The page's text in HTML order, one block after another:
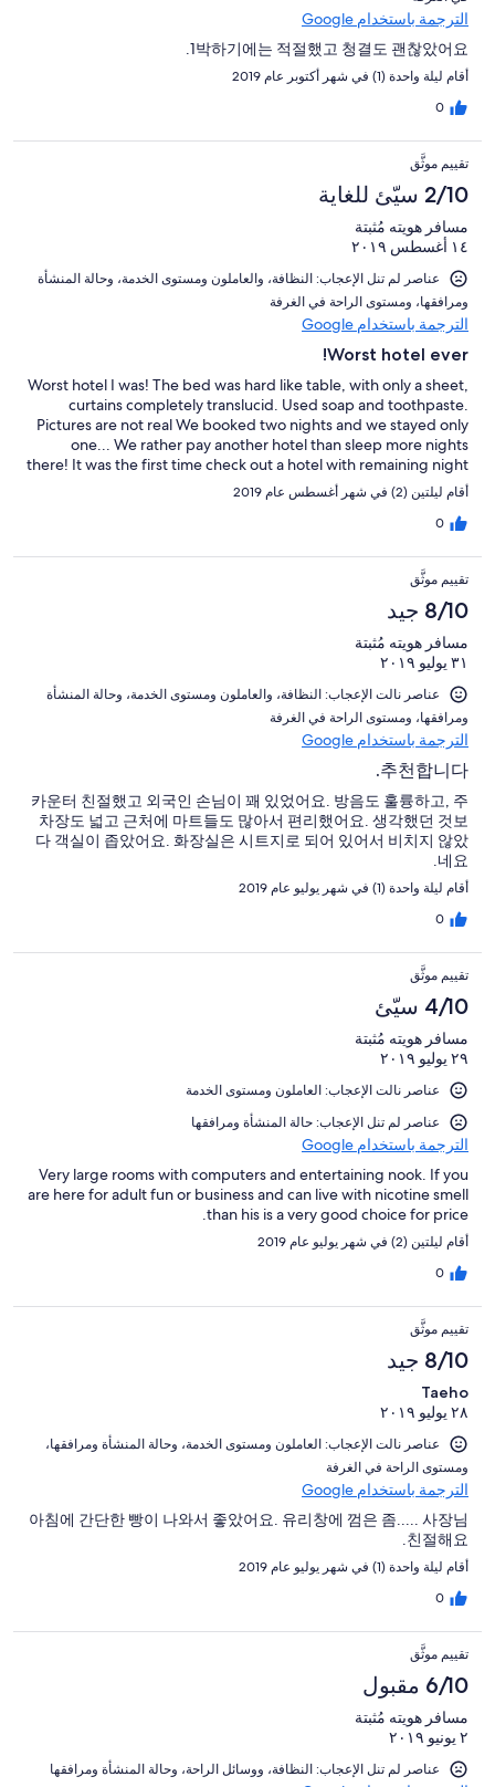
الترجمة باستخدام Google
1박하기에는 적절했고 청결도 괜찮았어요.
أقام ليلة واحدة (1) في شهر أكتوبر عام 2019
0
تقييم موثَّق
2/10 سيّئ للغاية
مسافر هويته مُثبتة
١٤ أغسطس ٢٠١٩
عناصر لم تنل الإعجاب: ⁦النظافة⁩، و⁦العاملون ومستوى الخدمة⁩، و⁦حالة المنشأة
ومرافقها⁩، و⁦مستوى الراحة في الغرفة⁩
الترجمة باستخدام Google
Worst hotel ever!
Worst hotel I was! The bed was hard like table, with only a sheet,
curtains completely translucid. Used soap and toothpaste.
Pictures are not real We booked two nights and we stayed only
one... We rather pay another hotel than sleep more nights
there! It was the first time check out a hotel with remaining night
stay, but I never was in a so unconfortable hotel. PS: Business
hotel? Ha, ha, ha...
أقام ليلتين (2) في شهر أغسطس عام 2019
0
تقييم موثَّق
8/10 جيد
مسافر هويته مُثبتة
٣١ يوليو ٢٠١٩
عناصر نالت الإعجاب: ⁦النظافة⁩، و⁦العاملون ومستوى الخدمة⁩، و⁦حالة المنشأة
ومرافقها⁩، و⁦مستوى الراحة في الغرفة⁩
الترجمة باستخدام Google
추천합니다.
카운터 친절했고 외국인 손님이 꽤 있었어요. 방음도 훌륭하고, 주
차장도 넓고 근처에 마트들도 많아서 편리했어요. 생각했던 것보
다 객실이 좁았어요. 화장실은 시트지로 되어 있어서 비치지 않았
네요.
أقام ليلة واحدة (1) في شهر يوليو عام 2019
0
تقييم موثَّق
4/10 سيّئ
مسافر هويته مُثبتة
٢٩ يوليو ٢٠١٩
عناصر نالت الإعجاب: العاملون ومستوى الخدمة
عناصر لم تنل الإعجاب: حالة المنشأة ومرافقها
الترجمة باستخدام Google
Very large rooms with computers and entertaining nook. If you
are here for adult fun or business and can live with nicotine smell
than his is a very good choice for price.
أقام ليلتين (2) في شهر يوليو عام 2019
0
تقييم موثَّق
8/10 جيد
Taeho
٢٨ يوليو ٢٠١٩
عناصر نالت الإعجاب: ⁦العاملون ومستوى الخدمة⁩، و⁦حالة المنشأة ومرافقها⁩،
و⁦مستوى الراحة في الغرفة⁩
الترجمة باستخدام Google
아침에 간단한 빵이 나와서 좋았어요. 유리창에 껌은 좀..... 사장님
친절해요.
أقام ليلة واحدة (1) في شهر يوليو عام 2019
0
تقييم موثَّق
6/10 مقبول
مسافر هويته مُثبتة
٢ يونيو ٢٠١٩
عناصر لم تنل الإعجاب: ⁦النظافة⁩، و⁦وسائل الراحة⁩، و⁦حالة المنشأة ومرافقها⁩